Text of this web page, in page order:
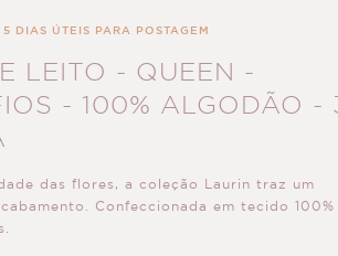
5 DIAS ÚTEIS PARA POSTAGEM
LEITO - QUEEN -
- 100% ALGODÃO -
das flores, a coleção Laurin traz um
Confeccionada em tecido 100%